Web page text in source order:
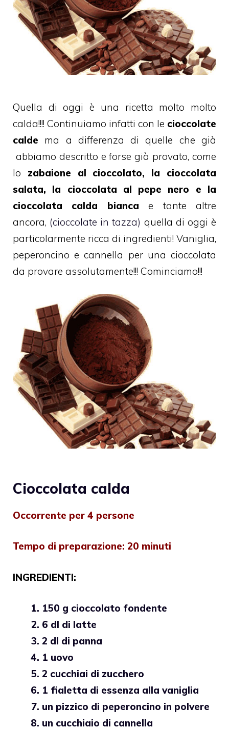
Quella di oggi è una ricetta molto molto
calda!!!! Continuiamo infatti con le cioccolate
calde ma a differenza di quelle che già
abbiamo descritto e forse già provato, come
lo zabaione al cioccolato, la cioccolata
salata, la cioccolata al pepe nero e la
cioccolata calda bianca e tante altre
ancora, (cioccolate in tazza) quella di oggi è
particolarmente ricca di ingredienti! Vaniglia,
peperoncino e cannella per una cioccolata
da provare assolutamente!!! Cominciamo!!!
Cioccolata calda
Occorrente per 4 persone
Tempo di preparazione: 20 minuti
INGREDIENTI:
150 g cioccolato fondente
6 dl di latte
2 dl di panna
1 uovo
2 cucchiai di zucchero
1 fialetta di essenza alla vaniglia
un pizzico di peperoncino in polvere
un cucchiaio di cannella